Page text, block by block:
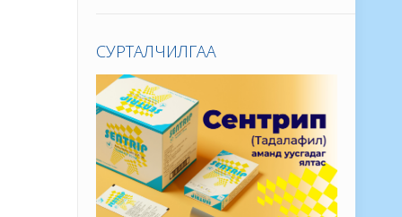
СУРТАЛЧИЛГАА